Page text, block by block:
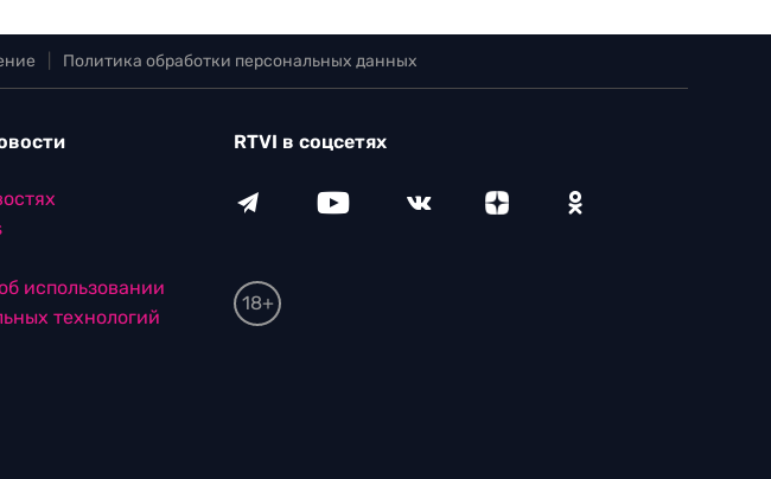
Политика обработки персональных данных
использовании
технологий
RTVI в соцсетях
18+